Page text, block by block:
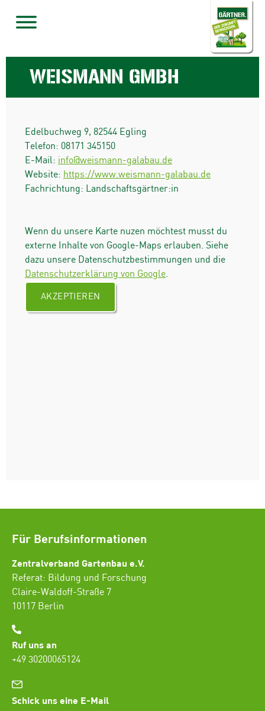
WEISMANN GMBH
Edelbuchweg 9, 82544 Egling
Telefon: 08171 345150
E-Mail: info@weismann-galabau.de
Website: https://www.weismann-galabau.de
Fachrichtung: Landschaftsgärtner:in
Wenn du unsere Karte nuzen möchtest musst du
externe Inhalte von Google-Maps erlauben. Siehe
dazu unsere Datenschutzbestimmungen und die
Datenschutzerklärung von Google.
AKZEPTIEREN
Für Berufsinformationen
Zentralverband Gartenbau e.V.
Referat: Bildung und Forschung
Claire-Waldoff-Straße 7
10117 Berlin
Ruf uns an
+49 30200065124
Schick uns eine E-Mail